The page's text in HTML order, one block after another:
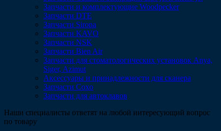
Запчасти и комплектующие Woodpecker
Запчасти DTE
Запчасти Sirona
Запчасти KAVO
Запчасти NSK
Запчасти Bien Air
Запчасти для стоматологических установок Anya,
Siger, Azimut
Аксессуары и принадлежности для сканера
Запчасти Coxo
Запчасти для автоклавов
Наши специалисты ответят на любой интересующий вопрос
по товару